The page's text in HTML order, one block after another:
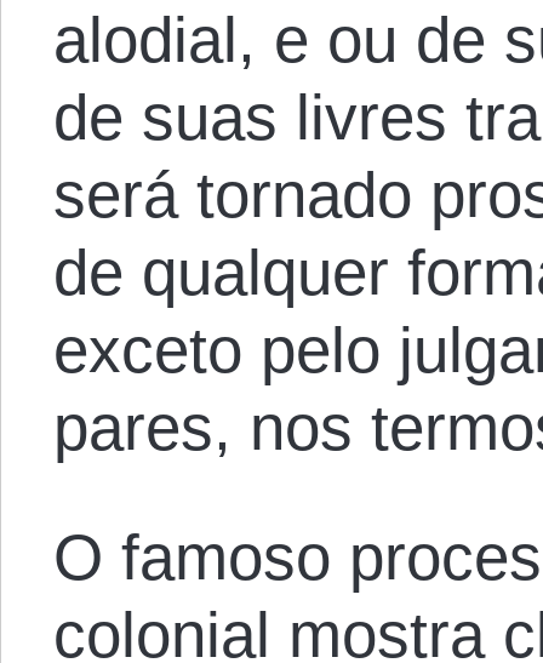
alodial, e ou de
de suas livres
será tornado
de qualquer
exceto pelo
pares, nos
O famoso
colonial mostra